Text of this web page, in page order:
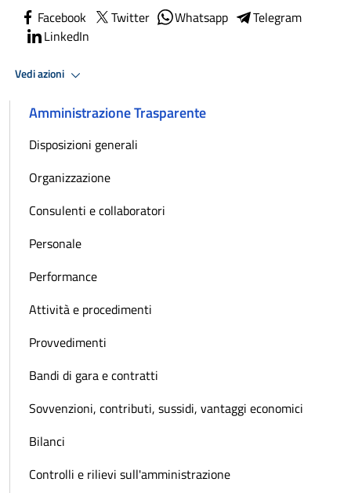
Facebook Twitter Whatsapp
Telegram
LinkedIn
Vedi azioni
Amministrazione Trasparente
Disposizioni generali
Organizzazione
Consulenti e collaboratori
Personale
Performance
Attività e procedimenti
Provvedimenti
Bandi di gara e contratti
Sovvenzioni, contributi, sussidi, vantaggi economici
Bilanci
Controlli e rilievi sull'amministrazione